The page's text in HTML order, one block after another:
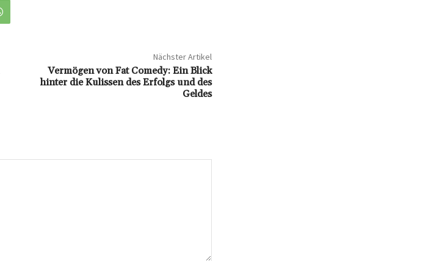
Nächster Artikel
Vermögen von Fat Comedy: Ein Blick
hinter die Kulissen des Erfolgs und des
Geldes